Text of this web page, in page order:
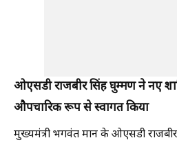
ओएसडी राजबीर सिंह घुम्मण ने नए
औपचारिक रूप से स्वागत किया
मुख्यमंत्री भगवंत मान के ओएसडी